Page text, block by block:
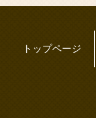
トップページ